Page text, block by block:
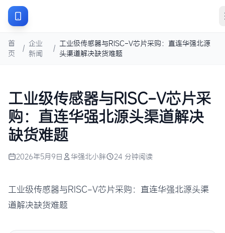
首
页
/
企业
新闻
/
工业级传感器与RISC-V芯片采购：直连华强北源
头渠道解决缺货难题
工业级传感器与RISC-V芯片采
购：直连华强北源头渠道解决
缺货难题
2026年5月9日 华强北小胖 24 分钟阅读
工业级传感器与RISC-V芯片采购：直连华强北源头渠
道解决缺货难题